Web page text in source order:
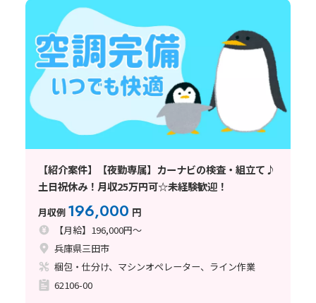
【紹介案件】【夜勤専属】カーナビの検査・組立て♪
土日祝休み！月収25万円可☆未経験歓迎！
月収例 196,000 円
【月給】196,000円～
兵庫県三田市
梱包・仕分け、マシンオペレーター、ライン作業
62106-00